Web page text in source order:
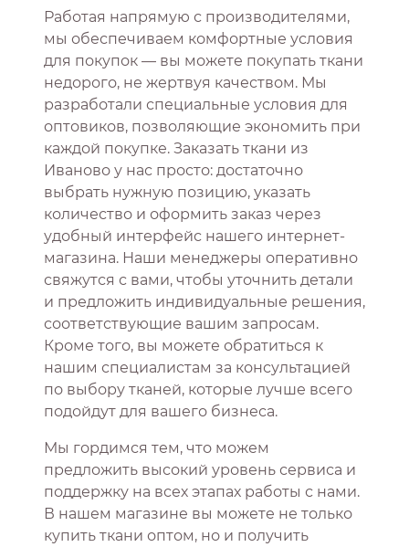
Работая напрямую с производителями,
мы обеспечиваем комфортные условия
для покупок — вы можете покупать ткани
недорого, не жертвуя качеством. Мы
разработали специальные условия для
оптовиков, позволяющие экономить при
каждой покупке. Заказать ткани из
Иваново у нас просто: достаточно
выбрать нужную позицию, указать
количество и оформить заказ через
удобный интерфейс нашего интернет-
магазина. Наши менеджеры оперативно
свяжутся с вами, чтобы уточнить детали
и предложить индивидуальные решения,
соответствующие вашим запросам.
Кроме того, вы можете обратиться к
нашим специалистам за консультацией
по выбору тканей, которые лучше всего
подойдут для вашего бизнеса.
Мы гордимся тем, что можем
предложить высокий уровень сервиса и
поддержку на всех этапах работы с нами.
В нашем магазине вы можете не только
купить ткани оптом, но и получить